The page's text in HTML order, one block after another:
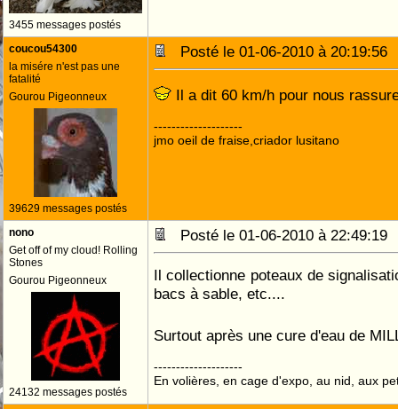
3455 messages postés
coucou54300
la misére n'est pas une
fatalité
Gourou Pigeonneux
39629 messages postés
Posté le 01-06-2010 à
Il a dit 60 km/h pour nous
--------------------
jmo oeil de fraise,criador lusitano
nono
Get off of my cloud! Rolling
Stones
Gourou Pigeonneux
24132 messages postés
Posté le 01-06-2010 à
Il collectionne poteaux de
bacs à sable, etc....
Surtout après une cure d'eau de
--------------------
En volières, en cage d'expo, au nid, aux